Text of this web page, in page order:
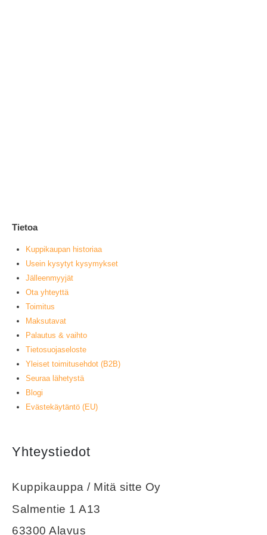
Tietoa
Kuppikaupan historiaa
Usein kysytyt kysymykset
Jälleenmyyjät
Ota yhteyttä
Toimitus
Maksutavat
Palautus & vaihto
Tietosuojaseloste
Yleiset toimitusehdot (B2B)
Seuraa lähetystä
Blogi
Evästekäytäntö (EU)
Yhteystiedot
Kuppikauppa / Mitä sitte Oy
Salmentie 1 A13
63300 Alavus